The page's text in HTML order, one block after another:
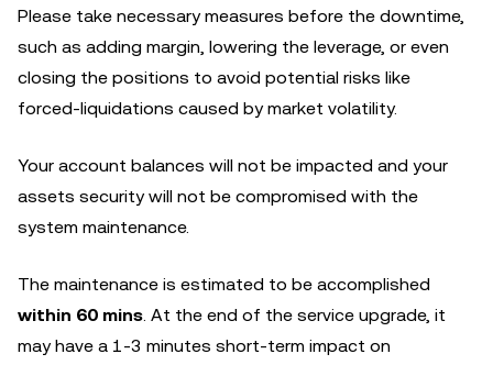
Please take necessary measures before the downtime,
such as adding margin, lowering the leverage, or even
closing the positions to avoid potential risks like
forced-liquidations caused by market volatility.
Your account balances will not be impacted and your
assets security will not be compromised with the
system maintenance.
The maintenance is estimated to be accomplished
within 60 mins. At the end of the service upgrade, it
may have a 1-3 minutes short-term impact on